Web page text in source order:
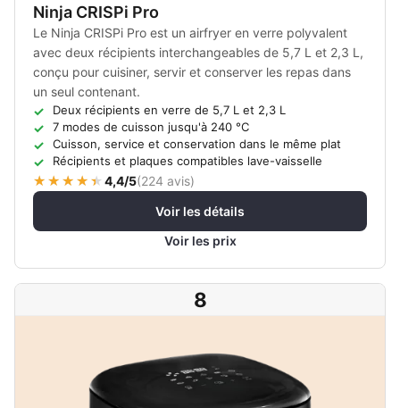
Ninja CRISPi Pro
Le Ninja CRISPi Pro est un airfryer en verre polyvalent
avec deux récipients interchangeables de 5,7 L et 2,3 L,
conçu pour cuisiner, servir et conserver les repas dans
un seul contenant.
Deux récipients en verre de 5,7 L et 2,3 L
7 modes de cuisson jusqu'à 240 °C
Cuisson, service et conservation dans le même plat
Récipients et plaques compatibles lave-vaisselle
4,4/5(224 avis)
Voir les détails
Voir les prix
8